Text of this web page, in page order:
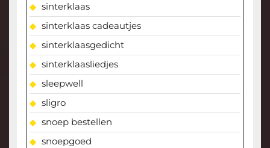
sinterklaas
sinterklaas cadeautjes
sinterklaasgedicht
sinterklaasliedjes
sleepwell
sligro
snoep bestellen
snoepgoed